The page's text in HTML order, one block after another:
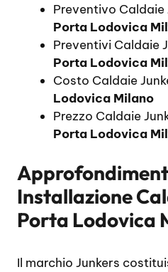
Preventivo
Porta Lodovica
Preventivi Caldaie
Porta Lodovica
Costo Caldaie
Lodovica Milano
Prezzo Caldaie
Porta Lodovica
Installazione
Porta Lodovica
Il marchio Junkers